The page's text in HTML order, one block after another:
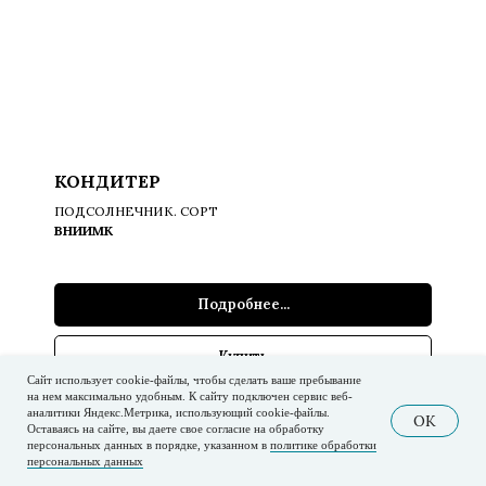
Сайт использует cookie-файлы, чтобы сделать ваше пребывание
на нем максимально удобным. К cайту подключен сервис веб-
аналитики Яндекс.Метрика, использующий cookie-файлы.
Оставаясь на сайте, вы даете свое согласие на обработку
персональных данных в порядке, указанном в политике обработки
персональных данных
OK
КОНДИТЕР
ПОДСОЛНЕЧНИК. СОРТ
ВНИИМК
Подробнее...
Купить